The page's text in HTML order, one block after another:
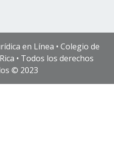
en Línea • Colegio de
• Todos los derechos
© 2023